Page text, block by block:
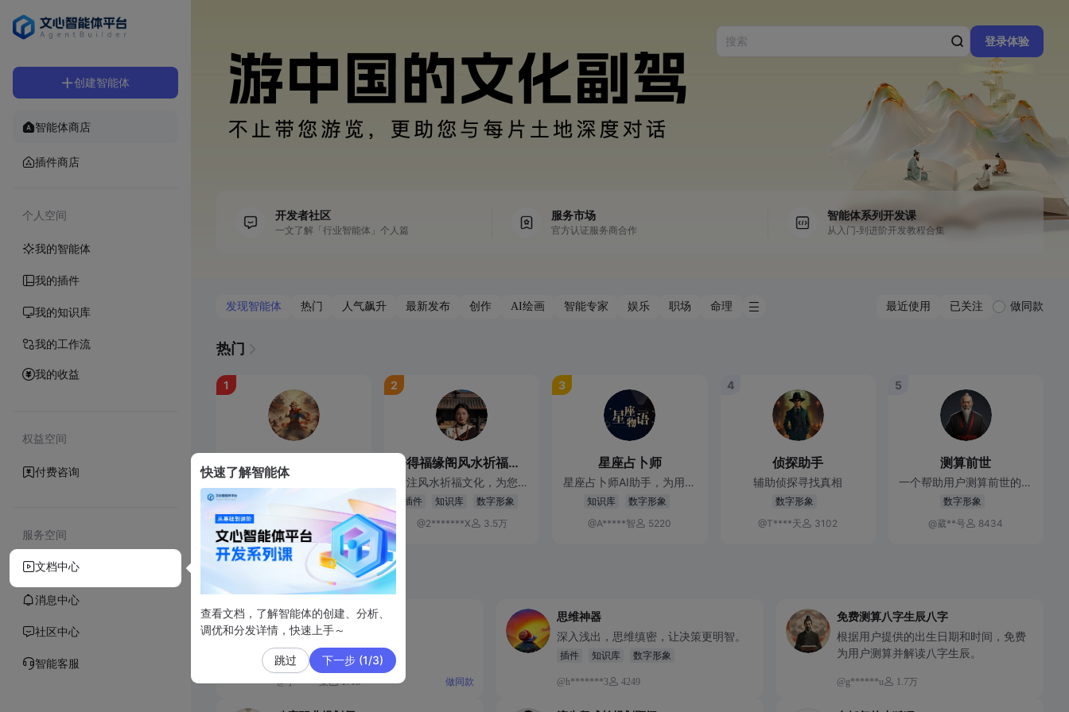
创建智能体
智能体商店
插件商店
个人空间
我的智能体
我的插件
我的知识库
我的工作流
我的收益
权益空间
付费咨询
服务空间
文档中心
消息中心
社区中心
智能客服
登录体验
开发者社区
一文了解「行业智能体」个人篇
服务市场
官方认证服务商合作
智能体系列开发课
从入门-到进阶开发教程合集
发现智能体 热门 人气飙升 最新发布 创作 AI绘画 智能专家 娱乐 职场 命理 最近使用 已关注 做同款
热门
1
西游记之大闹天宫
一款沉浸式体验西游记之大
闹天宫的互动游戏，您将扮
演孙悟空，在与天庭对抗的
过程中做出你的选择。
插件
@北****水
8838
2
倍得福缘阁风水祈福助手
专注风水祈福文化，为您答
疑解惑，提供趋吉避凶的实
插件 知识库
数字形象
@2*******X
3.5万
3
星座占卜师
星座占卜师AI助手，为用户
提供个性化的星座分析、爱
等服务。
知识库
数字形象
@A*****智
5220
4
侦探助手
辅助侦探寻找真相
数字形象
@T****天
3102
5
测算前世
一个帮助用户测算前世的大
师助手。
数字形象
@葳**号
8434
星曜转运使
推演运势，搭配宝石转运。
公开配置
数字形象
@小*****柴 1718 做同款
思维神器
深入浅出，思维缜密，让决策更明智。
插件
知识库 数字形象
@h*******3 4249
免费测算八字生辰八字
根据用户提供的出生日期和时间，免费
为用户测算并解读八字生辰。
@g******u 1.7万
快速了解智能体
查看文档，了解智能体的创建、分析、
调优和分发详情，快速上手～
跳过 下一步 (1/3)
下一步